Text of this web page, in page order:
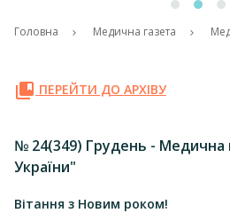
Головна Медична газета
ПЕРЕЙТИ ДО АРХІВУ
№ 24(349) Грудень - Медична
України"
Вітання з Новим роком!